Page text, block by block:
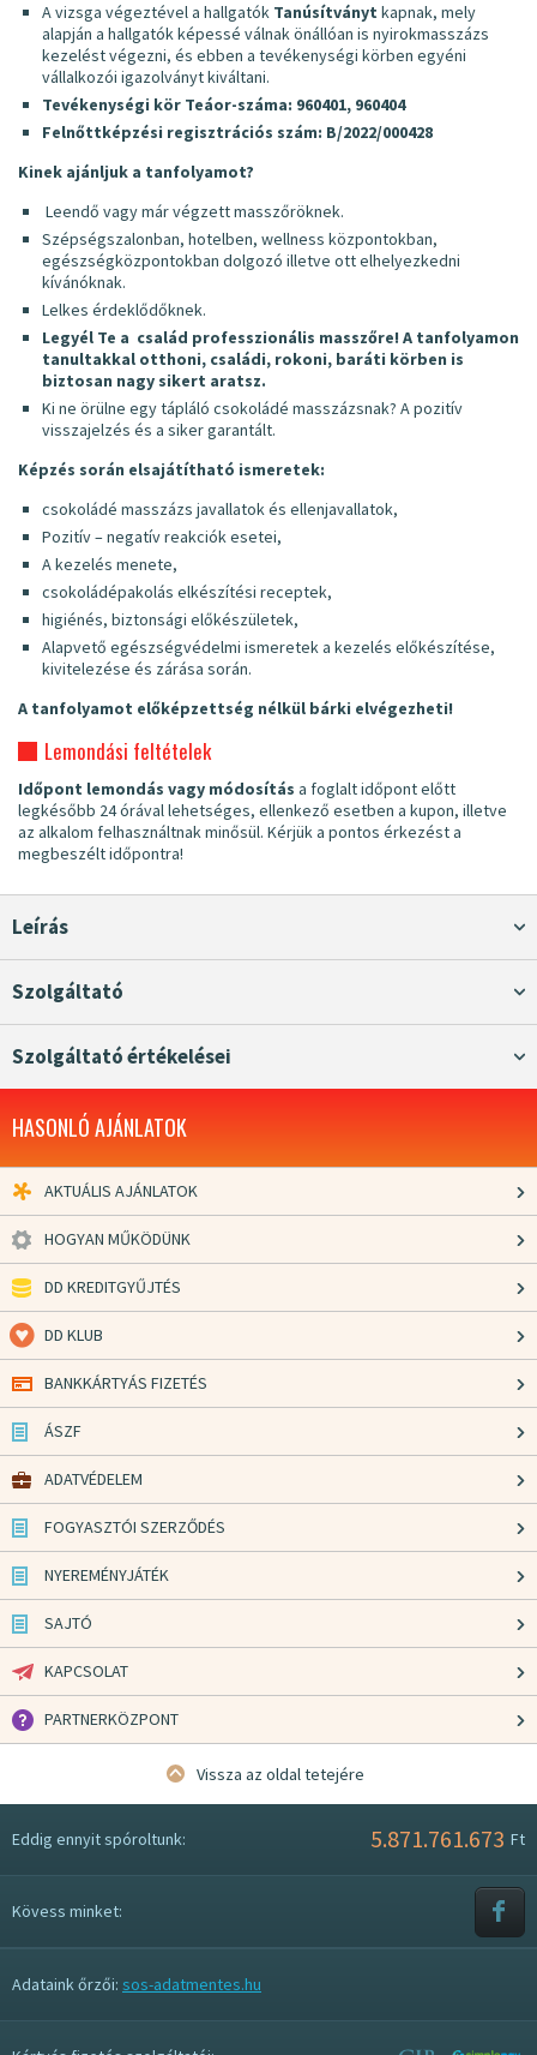
A vizsga végeztével a hallgatók Tanúsítványt kapnak, mely
alapján a hallgatók képessé válnak önállóan is nyirokmasszázs
kezelést végezni, és ebben a tevékenységi körben egyéni
vállalkozói igazolványt kiváltani.
Tevékenységi kör Teáor-száma: 960401, 960404
Felnőttképzési regisztrációs szám: B/2022/000428
Kinek ajánljuk a tanfolyamot?
Leendő vagy már végzett masszőröknek.
Szépségszalonban, hotelben, wellness központokban,
egészségközpontokban dolgozó illetve ott elhelyezkedni
kívánóknak.
Lelkes érdeklődőknek.
Legyél Te a család professzionális masszőre! A tanfolyamon
tanultakkal otthoni, családi, rokoni, baráti körben is
biztosan nagy sikert aratsz.
Ki ne örülne egy tápláló csokoládé masszázsnak? A pozitív
visszajelzés és a siker garantált.
Képzés során elsajátítható ismeretek:
csokoládé masszázs javallatok és ellenjavallatok,
Pozitív – negatív reakciók esetei,
A kezelés menete,
csokoládépakolás elkészítési receptek,
higiénés, biztonsági előkészületek,
Alapvető egészségvédelmi ismeretek a kezelés előkészítése,
kivitelezése és zárása során.
A tanfolyamot előképzettség nélkül bárki elvégezheti!
Lemondási feltételek
Időpont lemondás vagy módosítás a foglalt időpont előtt
legkésőbb 24 órával lehetséges, ellenkező esetben a kupon, illetve
az alkalom felhasználtnak minősül. Kérjük a pontos érkezést a
megbeszélt időpontra!
Leírás
Szolgáltató
Szolgáltató értékelései
HASONLÓ AJÁNLATOK
AKTUÁLIS AJÁNLATOK
HOGYAN MŰKÖDÜNK
DD KREDITGYŰJTÉS
DD KLUB
BANKKÁRTYÁS FIZETÉS
ÁSZF
ADATVÉDELEM
FOGYASZTÓI SZERZŐDÉS
NYEREMÉNYJÁTÉK
SAJTÓ
KAPCSOLAT
PARTNERKÖZPONT
Vissza az oldal tetejére
Eddig ennyit spóroltunk: 5.871.761.673 Ft
Kövess minket:
Adataink őrzői: sos-adatmentes.hu